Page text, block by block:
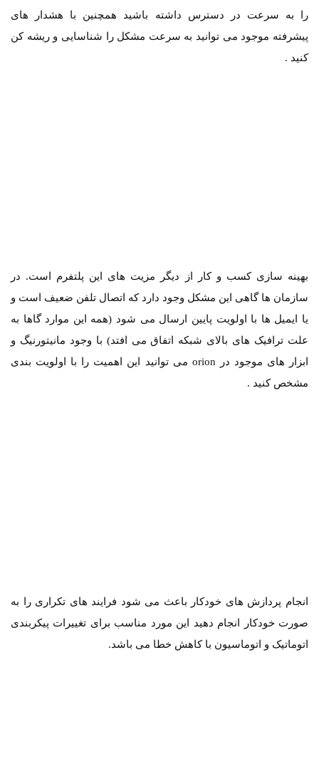
را به سرعت در دسترس داشته باشید همچنین با هشدار های
پیشرفته موجود می توانید به سرعت مشکل را شناسایی و ریشه کن
کنید .
بهینه سازی کسب و کار از دیگر مزیت های این پلتفرم است. در
سازمان ها گاهی این مشکل وجود دارد که اتصال تلفن ضعیف است و
یا ایمیل ها با اولویت پایین ارسال می شود (همه این موارد گاها به
علت ترافیک های بالای شبکه اتفاق می افتد) با وجود مانیتورنیگ و
ابزار های موجود در orion می توانید این اهمیت را با اولویت بندی
مشخص کنید .
انجام پردازش های خودکار باعث می شود فرایند های تکراری را به
صورت خودکار انجام دهید این مورد مناسب برای تغییرات پیکربندی
اتوماتیک و اتوماسیون با کاهش خطا می باشد.